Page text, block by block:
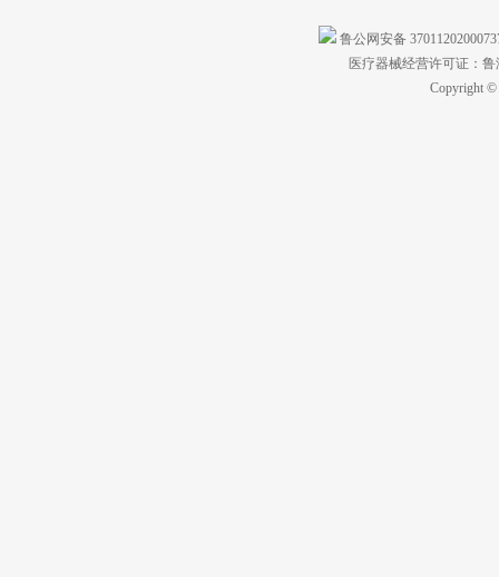
鲁公网安备
医疗器械经营许可证：
Copyright